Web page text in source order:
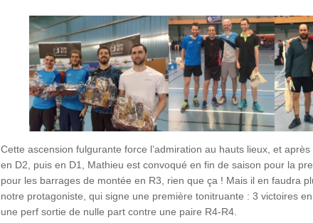
Cette ascension fulgurante force l’admiration au hauts lieux, et
en D2, puis en D1, Mathieu est convoqué en fin de saison pour la
pour les barrages de montée en R3, rien que ça ! Mais il en faudra
notre protagoniste, qui signe une première tonitruante : 3 victoires
une perf sortie de nulle part contre une paire R4-R4.